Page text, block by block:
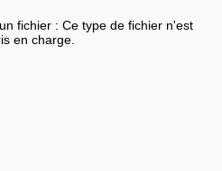
fichier : Ce type de fichier n'est
en charge.